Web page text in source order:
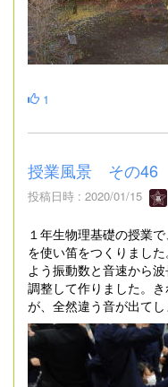
1
授業風景 その46
投稿日時 : 2020/01/15
１年生物理基礎の授業
を使い笛をつくりまし
よう振動数と音速から
調整して作りました。
が、全然違う音が出てし